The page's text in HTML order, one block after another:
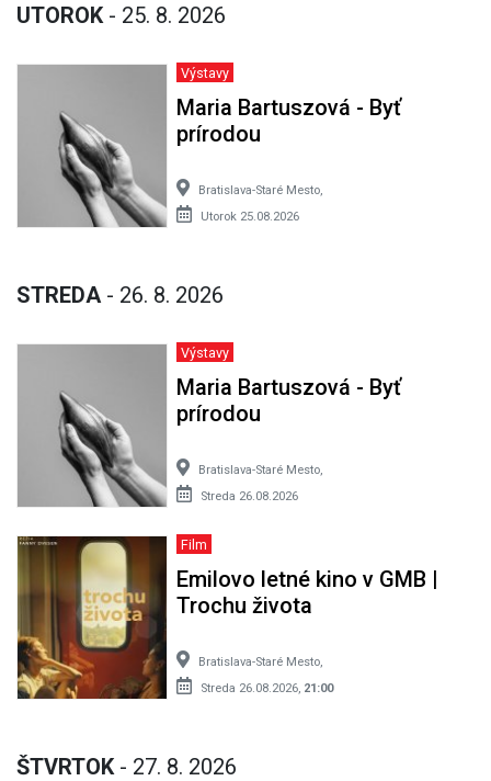
UTOROK - 25. 8. 2026
Výstavy
Maria Bartuszová - Byť
prírodou
Bratislava-Staré Mesto,
Utorok 25.08.2026
STREDA - 26. 8. 2026
Výstavy
Maria Bartuszová - Byť
prírodou
Bratislava-Staré Mesto,
Streda 26.08.2026
Film
Emilovo letné kino v GMB |
Trochu života
Bratislava-Staré Mesto,
Streda 26.08.2026, 21:00
ŠTVRTOK - 27. 8. 2026